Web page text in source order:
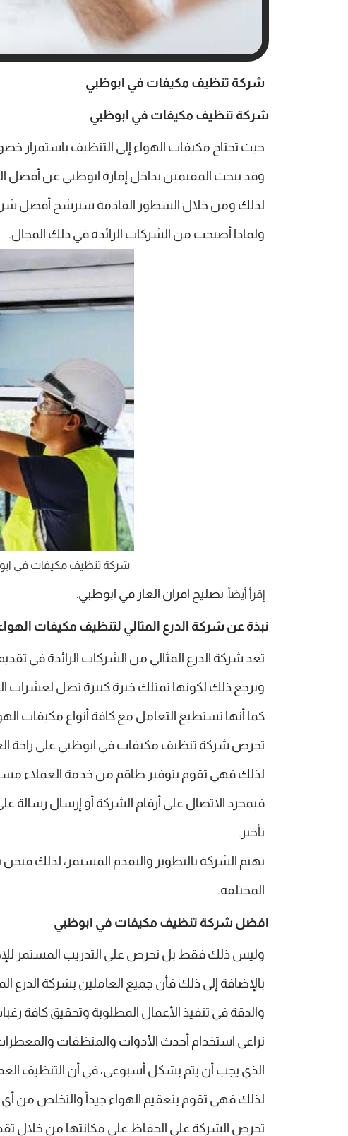
شركة تنظيف مكيفات في ابوظبي
شركة تنظيف مكيفات في ابوظبي
حيث تحتاج مكيفات الهواء إلى التنظيف
وقد يبحث المقيمين بداخل إمارة ابوظبي عن أفضل
لذلك ومن خلال السطور القادمة سنرشح أفضل
ولماذا أصبحت من الشركات الرائدة في ذلك المجال.
شركة تنظيف مكيفات في
إقرأ أيضاً: تصليح افران الغاز في ابوظبي.
نبذة عن شركة الدرع المثالي لتنظيف مكيفات
تعد شركة الدرع المثالي من الشركات الرائدة في
ويرجع ذلك لكونها تمتلك خبرة كبيرة تصل لعشرات
كما أنها تستطيع التعامل مع كافة أنواع مكيفات
تحرص شركة تنظيف مكيفات في ابوظبي على راحة
لذلك فهي تقوم بتوفير طاقم من خدمة العملاء مستعد للرد على كافة
فبمجرد الاتصال على أرقام الشركة أو إرسال رسالة
تأخير.
تهتم الشركة بالتطوير والتقدم المستمر، لذلك
المختلفة.
افضل شركة تنظيف مكيفات في ابوظبي
وليس ذلك فقط بل نحرص على التدريب المستمر
بالإضافة إلى ذلك فأن جميع العاملين بشركة الدرع
والدقة في تنفيذ الأعمال المطلوبة وتحقيق كافة
نراعى استخدام أحدث الأدوات والمنظفات
الذي يجب أن يتم بشكل أسبوعي، في أن التنظيف
لذلك فهى تقوم بتعقيم الهواء جيداً والتخلص من أي
تحرص الشركة على الحفاظ على مكانتها من خلال